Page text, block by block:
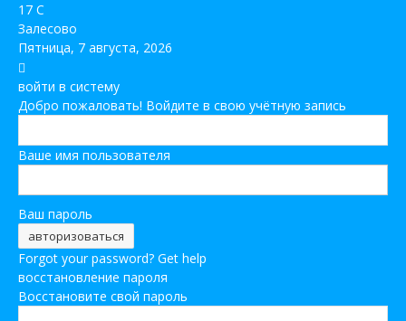
17 C
Залесово
Пятница, 7 августа, 2026
войти в систему
Добро пожаловать! Войдите в свою учётную запись
Ваше имя пользователя
Ваш пароль
Forgot your password? Get help
восстановление пароля
Восстановите свой пароль